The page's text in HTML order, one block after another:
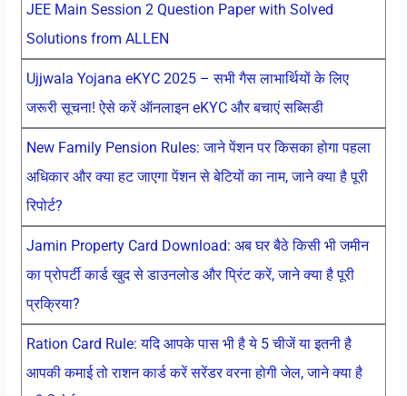
JEE Main Session 2 Question Paper with Solved
Solutions from ALLEN
Ujjwala Yojana eKYC 2025 – सभी गैस लाभार्थियों के लिए
जरूरी सूचना! ऐसे करें ऑनलाइन eKYC और बचाएं सब्सिडी
New Family Pension Rules: जाने पेंशन पर किसका होगा पहला
अधिकार और क्या हट जाएगा पेंशन से बेटियों का नाम, जाने क्या है पूरी
रिपोर्ट?
Jamin Property Card Download: अब घर बैठे किसी भी जमीन
का प्रोपर्टी कार्ड खुद से डाउनलोड और प्रिंट करें, जाने क्या है पूरी
प्रक्रिया?
Ration Card Rule: यदि आपके पास भी है ये 5 चीजें या इतनी है
आपकी कमाई तो राशन कार्ड करें सरेंडर वरना होगी जेल, जाने क्या है